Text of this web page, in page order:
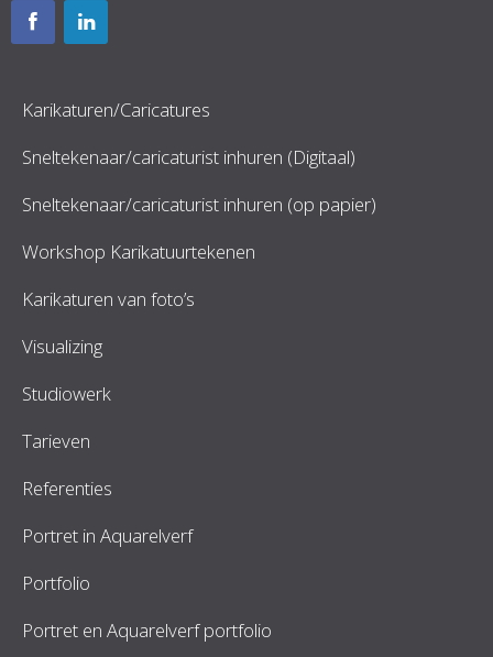
Karikaturen/Caricatures
Sneltekenaar/caricaturist inhuren (Digitaal)
Sneltekenaar/caricaturist inhuren (op papier)
Workshop Karikatuurtekenen
Karikaturen van foto’s
Visualizing
Studiowerk
Tarieven
Referenties
Portret in Aquarelverf
Portfolio
Portret en Aquarelverf portfolio